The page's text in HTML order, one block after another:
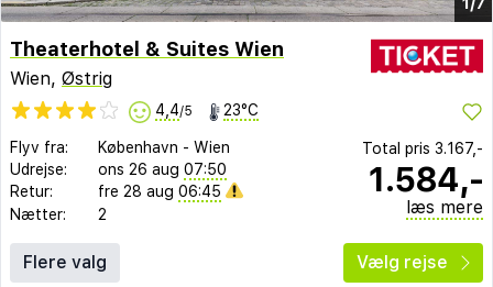
Theaterhotel & Suites Wien
Wien, Østrig
4,4/5 23°C
Flyv fra: København - Wien
Udrejse:
ons 26 aug 07:50
Retur:
fre 28 aug 06:45
Nætter:
2
Total pris 3.167,-
1.584,-
læs mere
Flere valg Vælg rejse